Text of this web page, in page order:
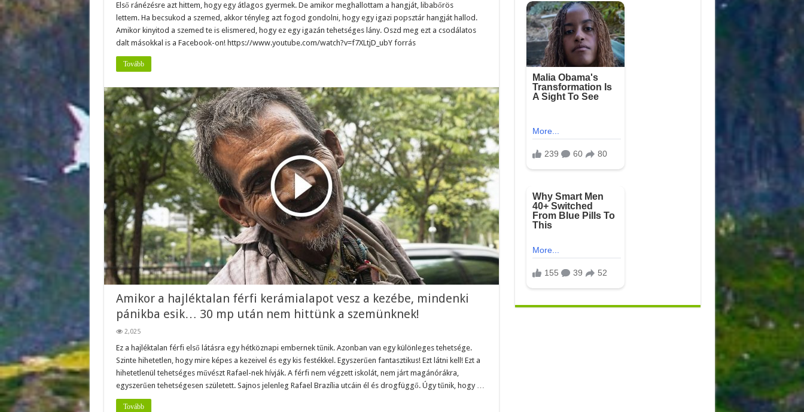
Első ránézésre azt hittem, hogy egy átlagos gyermek. De amikor meghallottam a hangját, libabőrös
lettem. Ha becsukod a szemed, akkor tényleg azt fogod gondolni, hogy egy igazi popsztár hangját hallod.
Amikor kinyitod a szemed te is elismered, hogy ez egy igazán tehetséges lány. Oszd meg ezt a csodálatos
dalt másokkal is a Facebook-on! https://www.youtube.com/watch?v=f7XLtjD_ubY forrás
Tovább
Amikor a hajléktalan férfi kerámialapot vesz a kezébe, mindenki
pánikba esik… 30 mp után nem hittünk a szemünknek!
2,025
Ez a hajléktalan férfi első látásra egy hétköznapi embernek tűnik. Azonban van egy különleges tehetsége.
Szinte hihetetlen, hogy mire képes a kezeivel és egy kis festékkel. Egyszerűen fantasztikus! Ezt látni kell! Ezt a
hihetetlenül tehetséges művészt Rafael-nek hívják. A férfi nem végzett iskolát, nem járt magánórákra,
egyszerűen tehetségesen született. Sajnos jelenleg Rafael Brazília utcáin él és drogfüggő. Úgy tűnik, hogy …
Tovább